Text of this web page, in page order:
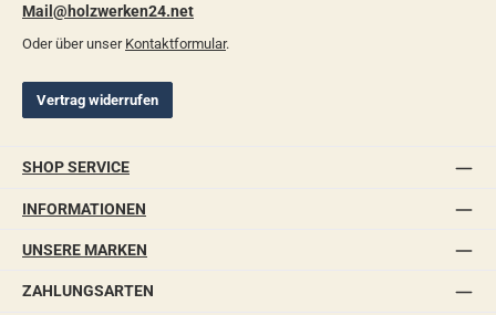
Mail@holzwerken24.net
Oder über unser Kontaktformular.
Vertrag widerrufen
SHOP SERVICE
INFORMATIONEN
UNSERE MARKEN
ZAHLUNGSARTEN